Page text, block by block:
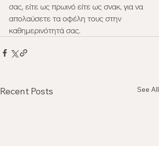
σας, είτε ως πρωινό είτε ως σνακ, για να
απολαύσετε τα οφέλη τους στην
καθημερινότητά σας.
Recent Posts See All